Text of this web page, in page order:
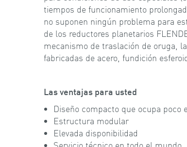
tiempos de funcionamiento
no suponen ningún problema para
de los reductores planetarios
mecanismo de traslación de oruga,
fabricadas de acero, fundición
Las ventajas para usted
Diseño compacto que ocupa poco
Estructura modular
Elevada disponibilidad